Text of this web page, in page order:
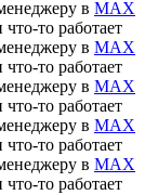
в MAX
то работает
в MAX
то работает
в MAX
то работает
в MAX
то работает
в MAX
то работает